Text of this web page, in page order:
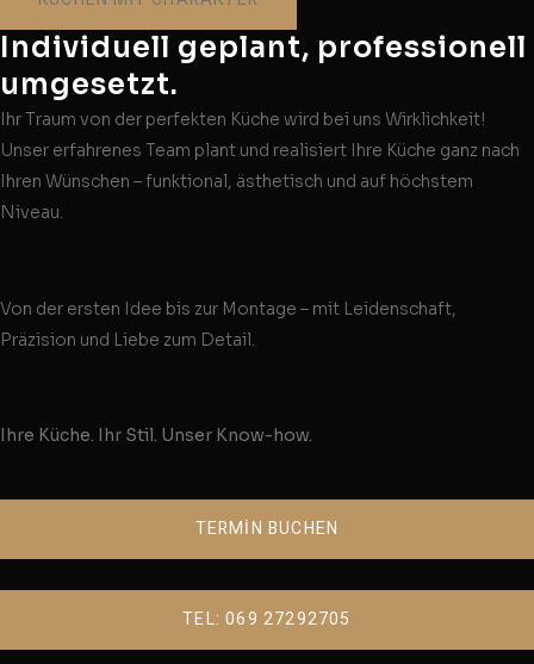
Individuell geplant, professionell
umgesetzt.
Ihr Traum von der perfekten Küche wird bei uns Wirklichkeit!
Unser erfahrenes Team plant und realisiert Ihre Küche ganz nach
Ihren Wünschen – funktional, ästhetisch und auf höchstem
Niveau.
Von der ersten Idee bis zur Montage – mit Leidenschaft,
Präzision und Liebe zum Detail.
Ihre Küche. Ihr Stil. Unser Know-how.
TERMİN BUCHEN
TEL: 069 27292705